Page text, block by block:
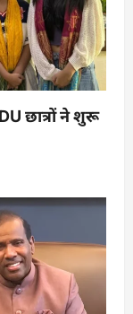
छात्रों ने शुरू